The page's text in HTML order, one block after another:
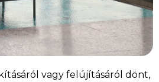
vagy felújításáról dönt,